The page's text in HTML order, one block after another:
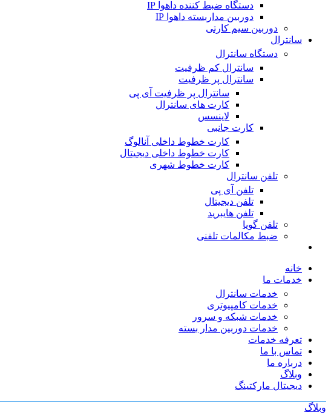
دستگاه ضبط کننده داهوا IP
دوربین مداربسته داهوا IP
دوربین سیم کارتی
سانترال
دستگاه سانترال
سانترال کم ظرفیت
سانترال پر ظرفیت
سانترال پر ظرفیت آی پی
کارت های سانترال
لاینسس
کارت جانبی
کارت خطوط داخلی آنالوگ
کارت خطوط داخلی دیجیتال
کارت خطوط شهری
تلفن سانترال
تلفن آی پی
تلفن دیجیتال
تلفن هایبرید
تلفن گویا
ضبط مکالمات تلفنی
خانه
خدمات ما
خدمات سانترال
خدمات کامپیوتری
خدمات شبکه و سرور
خدمات دوربین مدار بسته
تعرفه خدمات
تماس با ما
درباره ما
وبلاگ
دیجیتال مارکتینگ
وبلاگ